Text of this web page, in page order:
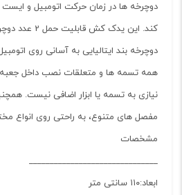
دوچرخه ها در زمان حرکت اتومبیل و
دوچرخه بند ایتالیایی به آسانی روی
همه تسمه ها و متعلقات نصب داخل جعبه
نیازی به تسمه یا ابزار اضافی نیست.
مفصل های متنوع، به راحتی روی
مشخصات
_______________________________
ابعاد:۱۱۰ سانتی متر